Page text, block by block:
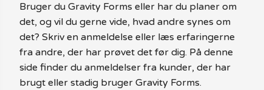
Bruger du Gravity Forms eller har du planer om
det, og vil du gerne vide, hvad andre synes om
det? Skriv en anmeldelse eller læs erfaringerne
fra andre, der har prøvet det før dig. På denne
side finder du anmeldelser fra kunder, der har
brugt eller stadig bruger Gravity Forms.